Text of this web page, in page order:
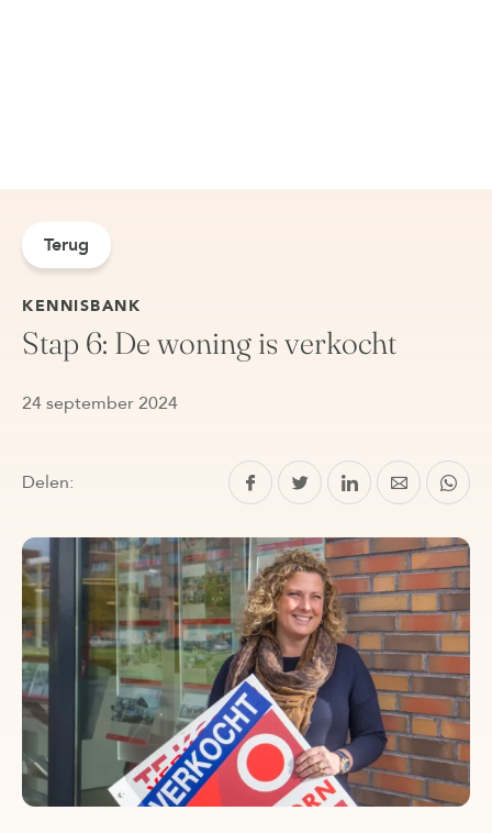
Terug
KENNISBANK
Stap 6: De woning is verkocht
24 september 2024
Delen: